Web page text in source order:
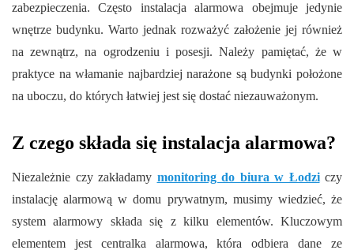
zabezpieczenia. Często instalacja alarmowa obejmuje jedynie
wnętrze budynku. Warto jednak rozważyć założenie jej również
na zewnątrz, na ogrodzeniu i posesji. Należy pamiętać, że w
praktyce na włamanie najbardziej narażone są budynki położone
na uboczu, do których łatwiej jest się dostać niezauważonym.
Z czego składa się instalacja alarmowa?
Niezależnie czy zakładamy monitoring do biura w Łodziczy
instalację alarmową w domu prywatnym, musimy wiedzieć, że
system alarmowy składa się z kilku elementów. Kluczowym
elementem jest centralka alarmowa, która odbiera dane ze